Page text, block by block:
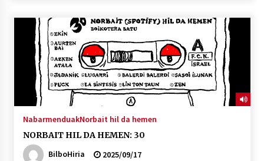
MUSIBLA #297: Bide, Boards Of Canada, Somak,
Tiga, Twisted Teens, Underscores, Habia
2026/07/02
NabarmenduakNorbait hil da hemen
NORBAIT HIL DA HEMEN: 30
BilboHiria
2025/09/17